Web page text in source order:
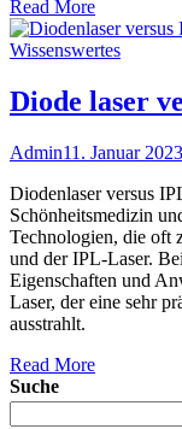
Read More
Wissenswertes
Diode laser
Admin11. Januar 2023
Diodenlaser versus
Schönheitsmedizin
Technologien, die oft
und der IPL-Laser.
Eigenschaften und
Laser, der eine sehr
ausstrahlt.
Read More
Suche